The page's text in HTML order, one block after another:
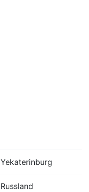
Yekaterinburg
Russland